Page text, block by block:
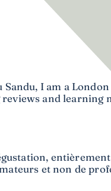
I am a
and learning
et non de